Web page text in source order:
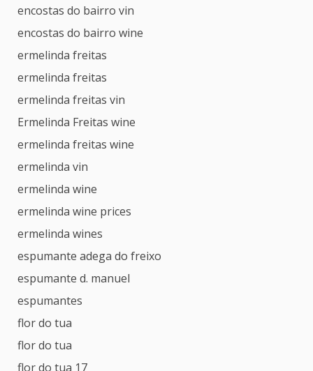
encostas do bairro vin
encostas do bairro wine
ermelinda freitas
ermelinda freitas
ermelinda freitas vin
Ermelinda Freitas wine
ermelinda freitas wine
ermelinda vin
ermelinda wine
ermelinda wine prices
ermelinda wines
espumante adega do freixo
espumante d. manuel
espumantes
flor do tua
flor do tua
flor do tua 17